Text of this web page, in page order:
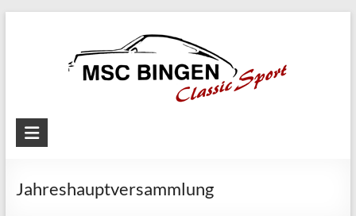
MSC
Classic
Jahreshauptversammlung